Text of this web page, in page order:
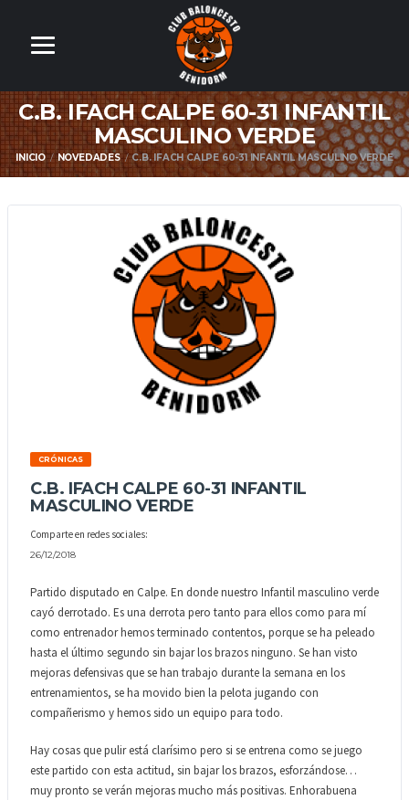
C.B. IFACH CALPE 60-31 INFANTIL
MASCULINO VERDE
INICIO NOVEDADES C.B. IFACH CALPE 60-31 INFANTIL MASCULINO VERDE
CRÓNICAS
C.B. IFACH CALPE 60-31 INFANTIL
MASCULINO VERDE
Comparte en redes sociales:
26/12/2018
Partido disputado en Calpe. En donde nuestro Infantil masculino verde
cayó derrotado. Es una derrota pero tanto para ellos como para mí
como entrenador hemos terminado contentos, porque se ha peleado
hasta el último segundo sin bajar los brazos ninguno. Se han visto
mejoras defensivas que se han trabajo durante la semana en los
entrenamientos, se ha movido bien la pelota jugando con
compañerismo y hemos sido un equipo para todo.
Hay cosas que pulir está clarísimo pero si se entrena como se juego
este partido con esta actitud, sin bajar los brazos, esforzándose…
muy pronto se verán mejoras mucho más positivas. Enhorabuena